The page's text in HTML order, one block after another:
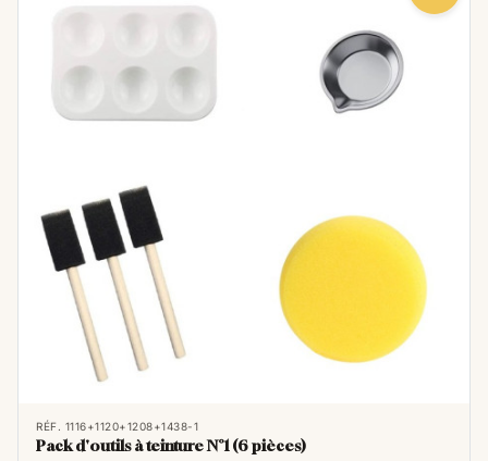
RÉF. 1116+1120+1208+1438-1
Pack d'outils à teinture N°1 (6 pièces)